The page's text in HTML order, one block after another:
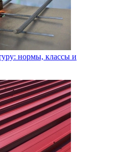
нормы, классы и